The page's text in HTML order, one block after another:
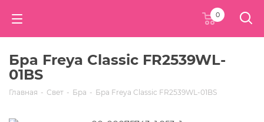
0
Бра Freya Classic FR2539WL-
01BS
Главная - Свет - Бра - Бра Freya Classic FR2539WL-01BS